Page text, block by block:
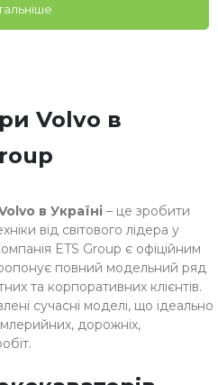
Volvo в
в Україні – це зробити
від світового лідера у
ETS Group є офіційним
повний модельний ряд
та корпоративних клієнтів.
сучасні моделі, що ідеально
дорожніх,